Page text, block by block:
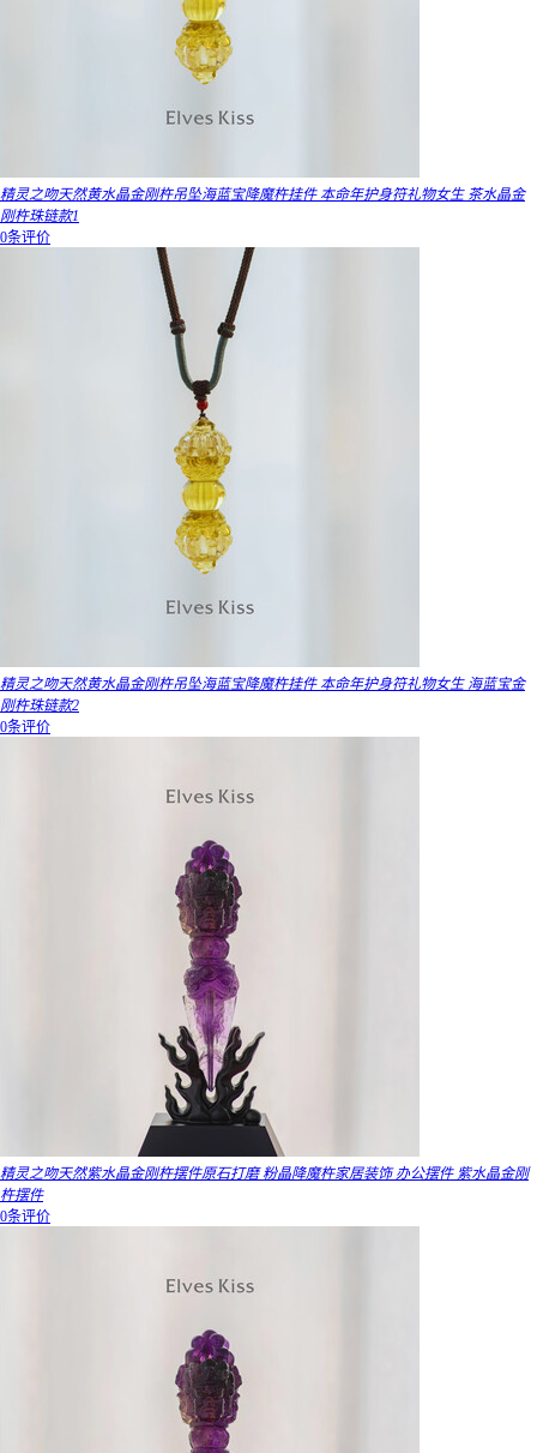
精灵之吻天然黄水晶金刚杵吊坠海蓝宝降魔杵挂件 本命年护身符礼物女生 茶水晶金
刚杵珠链款1
0条评价
精灵之吻天然黄水晶金刚杵吊坠海蓝宝降魔杵挂件 本命年护身符礼物女生 海蓝宝金
刚杵珠链款2
0条评价
精灵之吻天然紫水晶金刚杵摆件原石打磨 粉晶降魔杵家居装饰 办公摆件 紫水晶金刚
杵摆件
0条评价